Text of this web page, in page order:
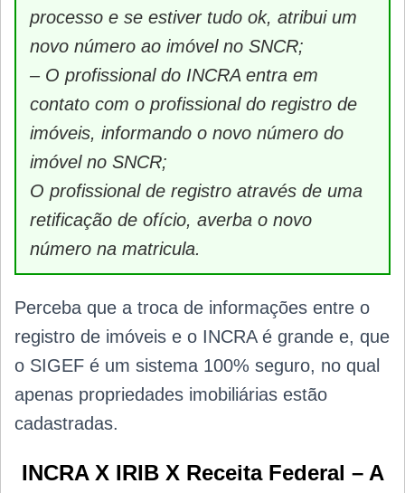
processo e se estiver tudo ok, atribui um
novo número ao imóvel no SNCR;
– O profissional do INCRA entra em
contato com o profissional do registro de
imóveis, informando o novo número do
imóvel no SNCR;
O profissional de registro através de uma
retificação de ofício, averba o novo
número na matricula.
Perceba que a troca de informações entre o
registro de imóveis e o INCRA é grande e, que
o SIGEF é um sistema 100% seguro, no qual
apenas propriedades imobiliárias estão
cadastradas.
INCRA X IRIB X Receita Federal – A